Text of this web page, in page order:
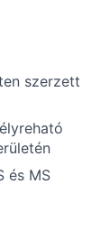
szerzett
és MS